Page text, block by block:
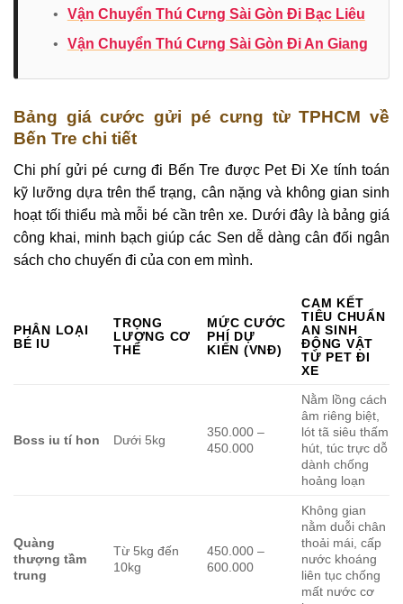
•
Vận Chuyển Thú Cưng Sài Gòn Đi Bạc Liêu
•
Vận Chuyển Thú Cưng Sài Gòn Đi An Giang
Bảng giá cước gửi pé cưng từ TPHCM về
Bến Tre chi tiết
Chi phí gửi pé cưng đi Bến Tre được Pet Đi Xe tính toán
kỹ lưỡng dựa trên thể trạng, cân nặng và không gian sinh
hoạt tối thiểu mà mỗi bé cần trên xe. Dưới đây là bảng giá
công khai, minh bạch giúp các Sen dễ dàng cân đối ngân
sách cho chuyến đi của con em mình.
PHÂN LOẠI
BÉ IU
TRỌNG
LƯỢNG CƠ
THỂ
MỨC CƯỚC
PHÍ DỰ
KIẾN (VNĐ)
CAM KẾT
TIÊU CHUẨN
AN SINH
ĐỘNG VẬT
TỪ PET ĐI
XE
Boss iu tí hon Dưới 5kg
350.000 –
450.000
Nằm lồng cách
âm riêng biệt,
lót tã siêu thấm
hút, túc trực dỗ
dành chống
hoảng loạn
Quàng
thượng tầm
trung
Từ 5kg đến
10kg
450.000 –
600.000
Không gian
nằm duỗi chân
thoải mái, cấp
nước khoáng
liên tục chống
mất nước cơ